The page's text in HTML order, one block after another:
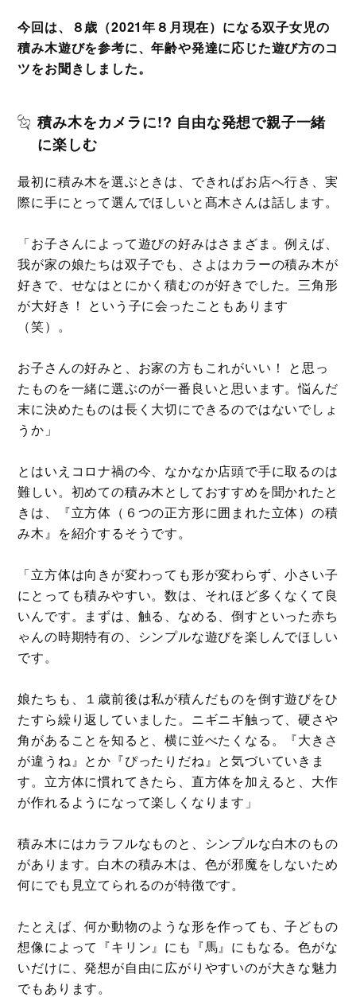
今回は、８歳（2021年８月現在）になる双子女児の
積み木遊びを参考に、年齢や発達に応じた遊び方のコ
ツをお聞きしました。
積み木をカメラに!? 自由な発想で親子一緒
に楽しむ
最初に積み木を選ぶときは、できればお店へ行き、実
際に手にとって選んでほしいと髙木さんは話します。
「お子さんによって遊びの好みはさまざま。例えば、
我が家の娘たちは双子でも、さよはカラーの積み木が
好きで、せなはとにかく積むのが好きでした。三角形
が大好き！ という子に会ったこともあります
（笑）。
お子さんの好みと、お家の方もこれがいい！ と思っ
たものを一緒に選ぶのが一番良いと思います。悩んだ
末に決めたものは長く大切にできるのではないでしょ
うか」
とはいえコロナ禍の今、なかなか店頭で手に取るのは
難しい。初めての積み木としておすすめを聞かれたと
きは、『立方体（６つの正方形に囲まれた立体）の積
み木』を紹介するそうです。
「立方体は向きが変わっても形が変わらず、小さい子
にとっても積みやすい。数は、それほど多くなくて良
いんです。まずは、触る、なめる、倒すといった赤ち
ゃんの時期特有の、シンプルな遊びを楽しんでほしい
です。
娘たちも、１歳前後は私が積んだものを倒す遊びをひ
たすら繰り返していました。ニギニギ触って、硬さや
角があることを知ると、横に並べたくなる。『大きさ
が違うね』とか『ぴったりだね』と気づいていきま
す。立方体に慣れてきたら、直方体を加えると、大作
が作れるようになって楽しくなります」
積み木にはカラフルなものと、シンプルな白木のもの
があります。白木の積み木は、色が邪魔をしないため
何にでも見立てられるのが特徴です。
たとえば、何か動物のような形を作っても、子どもの
想像によって『キリン』にも『馬』にもなる。色がな
いだけに、発想が自由に広がりやすいのが大きな魅力
でもあります。